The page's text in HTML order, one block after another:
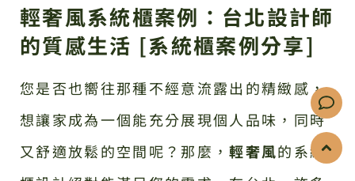
輕奢風系統櫃案例：台北設計師
的質感生活 [系統櫃案例分享]
您是否也嚮往那種不經意流露出的精緻感，
想讓家成為一個能充分展現個人品味，同時
又舒適放鬆的空間呢？那麼，輕奢風的系統